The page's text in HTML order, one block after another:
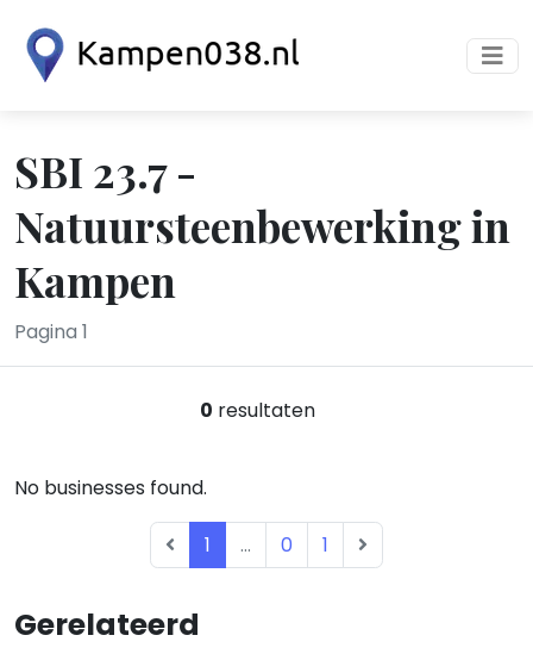
SBI 23.7 -
Natuursteenbewerking in
Kampen
Pagina 1
Gerelateerd
0 resultaten
No businesses found.
1 ... 0 1